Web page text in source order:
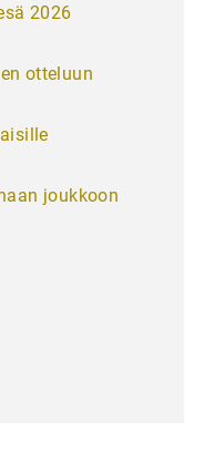
2026
otteluun
joukkoon